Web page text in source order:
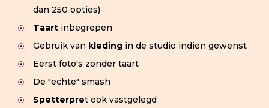
dan 250 opties)
Taart inbegrepen
Gebruik van kleding in de studio indien gewenst
Eerst foto's zonder taart
De "echte" smash
Spetterpret ook vastgelegd